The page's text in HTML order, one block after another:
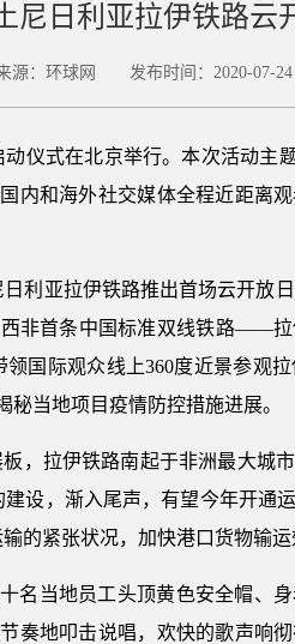
尼日利亚拉伊铁路云
源：环球网 发布时间：2020-07-24
仪式在北京举行。本次活动主
内和海外社交媒体全程近距离
利亚拉伊铁路推出首场云开放
非首条中国标准双线铁路——
国际观众线上360度近景参观
当地项目疫情防控措施进展。
，拉伊铁路南起于非洲最大城
设，渐入尾声，有望今年开通
的紧张状况，加快港口货物输运
名当地员工头顶黄色安全帽、
奏地叩击说唱，欢快的歌声响